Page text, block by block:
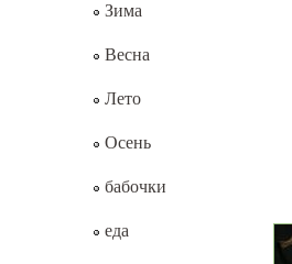
Зима
Весна
Лето
Осень
бабочки
еда